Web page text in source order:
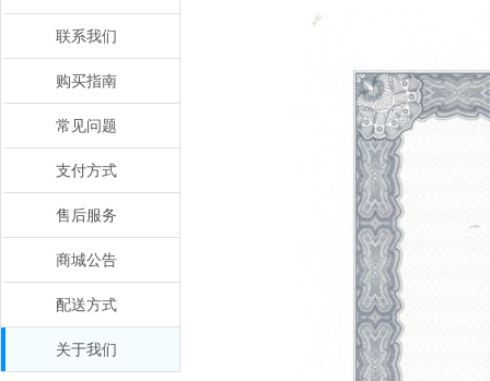
联系我们
购买指南
常见问题
支付方式
售后服务
商城公告
配送方式
关于我们